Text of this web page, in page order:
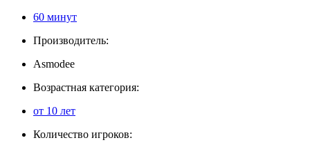
60 минут
Производитель:
Asmodee
Возрастная категория:
от 10 лет
Количество игроков: